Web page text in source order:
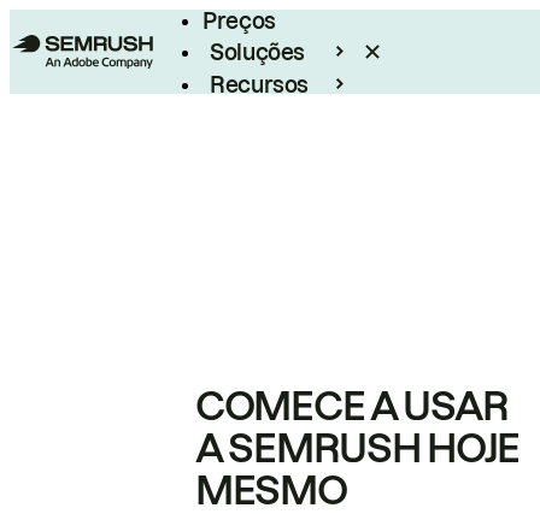
Preços
Soluções
Recursos
COMECE A USAR
A SEMRUSH HOJE
MESMO